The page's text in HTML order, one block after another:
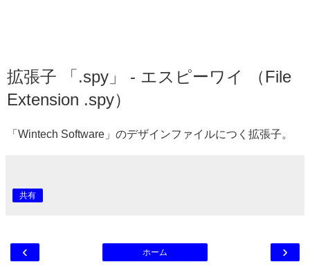
拡張子 「.spy」 - エスピーワイ （File
Extension .spy）
「Wintech Software」のデザインファイルにつく拡張子。
共有
‹ ›
ホーム